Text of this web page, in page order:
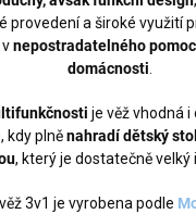
provedení a široké využití
nepostradatelného
domácnosti.
je věž vhodná i
kdy plněnahradí dětský
, který je dostatečně velký
3v1 je vyrobena podle